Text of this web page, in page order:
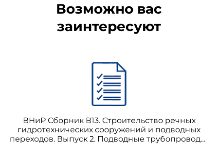
Возможно вас
заинтересуют
ВНиР Сборник В13. Строительство речных
гидротехнических сооружений и подводных
переходов. Выпуск 2. Подводные трубопроводы,